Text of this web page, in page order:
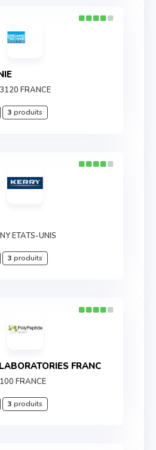
FRANCE
3 produits
ETATS-UNIS
3 produits
FRANC
FRANCE
3 produits